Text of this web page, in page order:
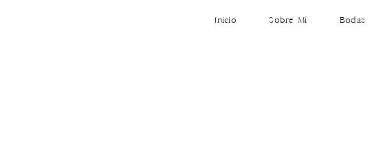
Inicio Sobre Mí Bodas